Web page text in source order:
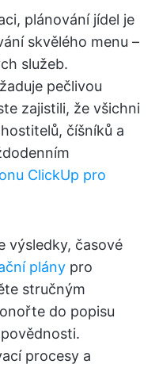
plánování jídel je
skvělého menu –
služeb.
pečlivou
zajistili, že všichni
číšníků a
ClickUp pro
výsledky, časové
plány pro
stručným
do popisu
procesy a